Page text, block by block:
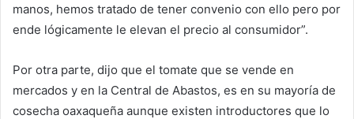
manos, hemos tratado de tener convenio con ello pero por
ende lógicamente le elevan el precio al consumidor”.
Por otra parte, dijo que el tomate que se vende en
mercados y en la Central de Abastos, es en su mayoría de
cosecha oaxaqueña aunque existen introductores que lo